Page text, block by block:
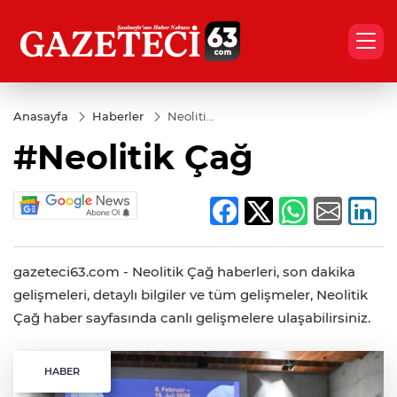
Anasayfa Haberler
Neolitik
#Neolitik Çağ
gazeteci63.com - Neolitik Çağ haberleri, son dakika
gelişmeleri, detaylı bilgiler ve tüm gelişmeler, Neolitik
Çağ haber sayfasında canlı gelişmelere ulaşabilirsiniz.
HABER